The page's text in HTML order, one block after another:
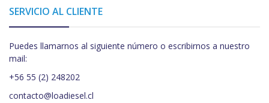
SERVICIO AL CLIENTE
Puedes llamarnos al siguiente número o escribirnos a nuestro
mail:
+56 55 (2) 248202
contacto@loadiesel.cl